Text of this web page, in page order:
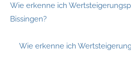
Wie erkenne ich
Bissingen?
Wie erkenne ich